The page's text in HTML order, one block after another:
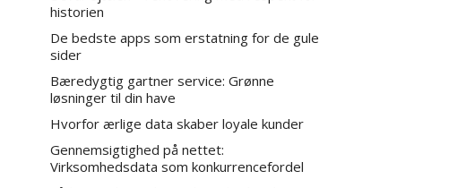
historien
De bedste apps som erstatning for de gule
sider
Bæredygtig gartner service: Grønne
løsninger til din have
Hvorfor ærlige data skaber loyale kunder
Gennemsigtighed på nettet:
Virksomhedsdata som konkurrencefordel